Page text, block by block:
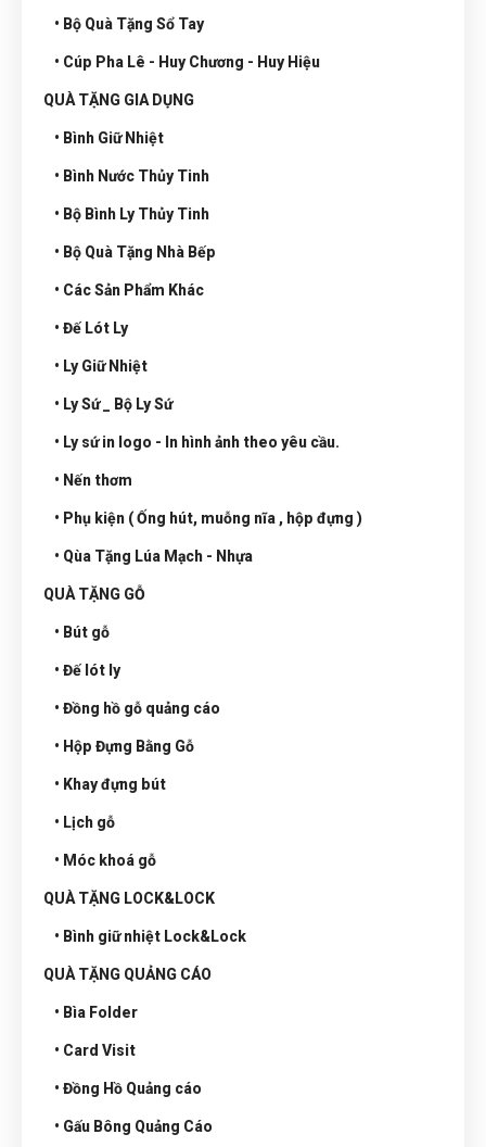
• Bộ Quà Tặng Sổ Tay
• Cúp Pha Lê - Huy Chương - Huy Hiệu
QUÀ TẶNG GIA DỤNG
• Bình Giữ Nhiệt
• Bình Nước Thủy Tinh
• Bộ Bình Ly Thủy Tinh
• Bộ Quà Tặng Nhà Bếp
• Các Sản Phẩm Khác
• Đế Lót Ly
• Ly Giữ Nhiệt
• Ly Sứ _ Bộ Ly Sứ
• Ly sứ in logo - In hình ảnh theo yêu cầu.
• Nến thơm
• Phụ kiện ( Ống hút, muỗng nĩa , hộp đựng )
• Qùa Tặng Lúa Mạch - Nhựa
QUÀ TẶNG GỖ
• Bút gỗ
• Đế lót ly
• Đồng hồ gỗ quảng cáo
• Hộp Đựng Bằng Gỗ
• Khay đựng bút
• Lịch gỗ
• Móc khoá gỗ
QUÀ TẶNG LOCK&LOCK
• Bình giữ nhiệt Lock&Lock
QUÀ TẶNG QUẢNG CÁO
• Bìa Folder
• Card Visit
• Đồng Hồ Quảng cáo
• Gấu Bông Quảng Cáo